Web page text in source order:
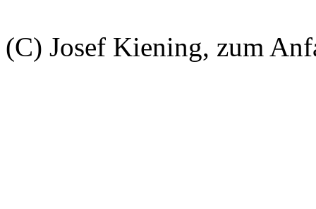
(C) Josef Kiening, zum